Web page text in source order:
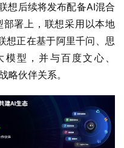
想后续将发布配备AI混合
署上，联想采用以本地
想正在基于阿里千问、思
型，并与百度文心、
略伙伴关系。